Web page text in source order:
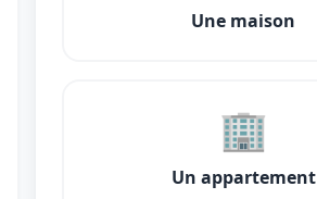
Une maison
🏢
Un appartement